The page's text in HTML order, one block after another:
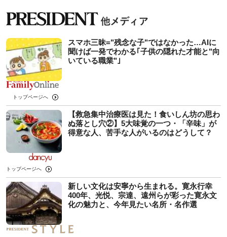
スマホ三昧="残念な子"ではなかった…AIに
聞けば一発でわかる｢子供の隠れた才能と"向
いている職業"｣
トップページへ
【救急集中治療医は見た！食いしん坊の思わ
ぬ落とし穴②】5大味覚の一つ・「辛味」が
得意な人、苦手な人がいるのはどうして？
トップページへ
新しい文化は安寧から生まれる。寛永行幸
400年、光悦、宗達、遠州らが彩った寛永文
化の魅力と、今年見たい名所・名作選